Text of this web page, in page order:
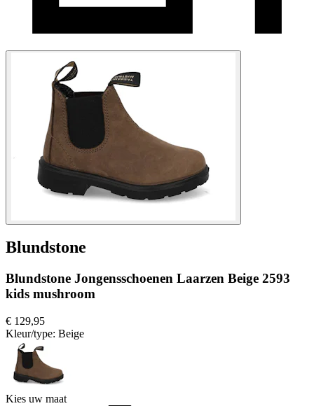
Blundstone
Blundstone Jongensschoenen Laarzen Beige 2593
kids mushroom
€ 129,95
Kleur/type: Beige
Kies uw maat